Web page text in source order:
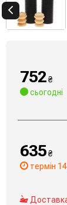
752₴
сьогодні
635₴
термін